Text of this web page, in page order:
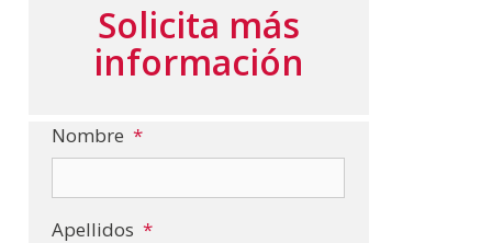
Solicita más
información
Nombre *
Apellidos *